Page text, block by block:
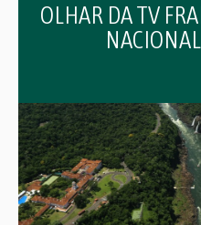
OLHAR DA TV